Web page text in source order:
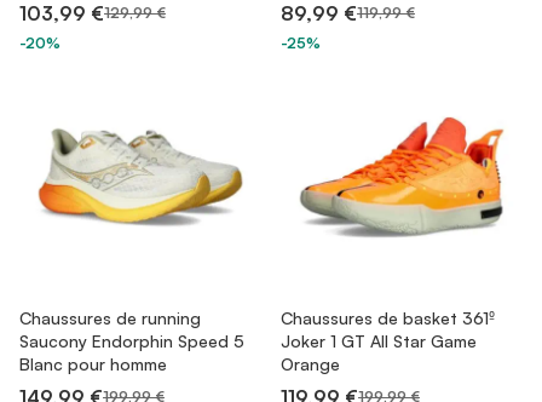
103,99 €129,99 €
-20%
89,99 €119,99 €
-25%
Chaussures de running
Saucony Endorphin Speed 5
Blanc pour homme
149,99 €199,99 €
Chaussures de basket 361º
Joker 1 GT All Star Game
Orange
119,99 €199,99 €